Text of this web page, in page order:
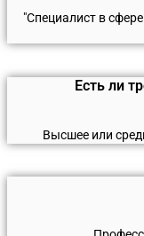
"Специалист в
Есть ли
Высшее или